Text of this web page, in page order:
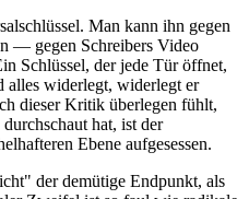
Man kann ihn gegen
— gegen Schreibers Video
Schlüssel, der jede Tür öffnet,
alles widerlegt, widerlegt er
dieser Kritik überlegen fühlt,
durchschaut hat, ist der
Ebene aufgesessen.
der demütige Endpunkt, als